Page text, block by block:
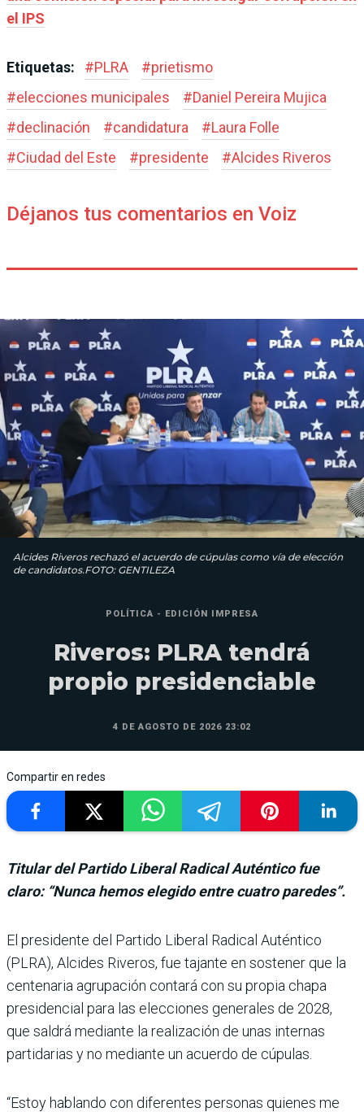
el IPS
Etiquetas: #PLRA #prietismo
#elecciones municipales #Daniel Pereira Mujica
#declinación #candidatura #Laura Folle
#Ciudad del Este #presidente #Alcides Riveros
Déjanos tus comentarios en Voiz
Alcides Riveros rechazó el acuerdo de cúpulas como vía de elección
de candidatos.FOTO: GENTILEZA
POLÍTICA - EDICIÓN IMPRESA
Riveros: PLRA tendrá
propio presidenciable
4 DE AGOSTO DE 2026 23:02
Compartir en redes
Titular del Partido Liberal Radical Auténtico fue
claro: “Nunca hemos elegido entre cuatro paredes”.
El presidente del Partido Liberal Radical Auténtico
(PLRA), Alcides Riveros, fue tajante en sostener que la
cen­tenaria agrupación contará con su propia chapa
presi­dencial para las elecciones generales de 2028,
que sal­drá mediante la realización de unas internas
partidarias y no mediante un acuerdo de cúpulas.
“Estoy hablando con diferen­tes personas quienes me